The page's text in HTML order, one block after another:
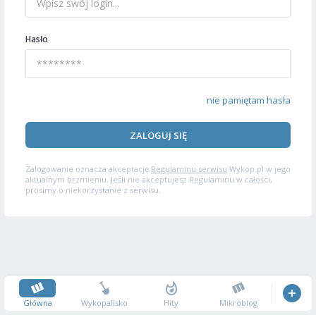
Hasło
nie pamiętam hasła
ZALOGUJ SIĘ
Zalogowanie oznacza akceptację Regulaminu serwisu Wykop.pl w jego
aktualnym brzmieniu. Jeśli nie akceptujesz Regulaminu w całości,
prosimy o niekorzystanie z serwisu.
Główna Wykopalisko Hity Mikroblog